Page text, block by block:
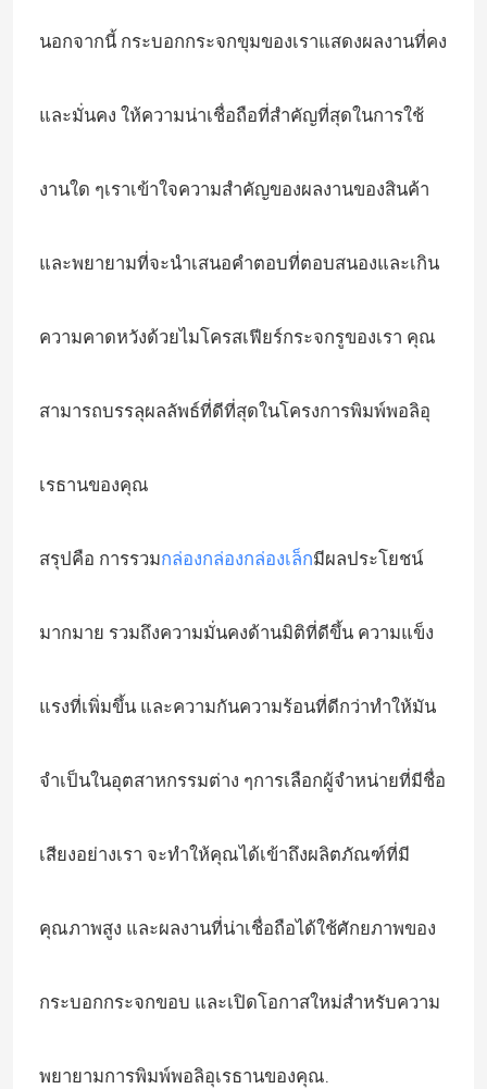
นอกจากนี้ กระบอกกระจกขุมของเราแสดงผลงานที่คง
และมั่นคง ให้ความน่าเชื่อถือที่สําคัญที่สุดในการใช้
งานใด ๆเราเข้าใจความสําคัญของผลงานของสินค้า
และพยายามที่จะนําเสนอคําตอบที่ตอบสนองและเกิน
ความคาดหวังด้วยไมโครสเฟียร์กระจกรูของเรา คุณ
สามารถบรรลุผลลัพธ์ที่ดีที่สุดในโครงการพิมพ์พอลิอุ
เรธานของคุณ
สรุปคือ การรวมกล่องกล่องกล่องเล็กมีผลประโยชน์
มากมาย รวมถึงความมั่นคงด้านมิติที่ดีขึ้น ความแข็ง
แรงที่เพิ่มขึ้น และความกันความร้อนที่ดีกว่าทําให้มัน
จําเป็นในอุตสาหกรรมต่าง ๆการเลือกผู้จําหน่ายที่มีชื่อ
เสียงอย่างเรา จะทําให้คุณได้เข้าถึงผลิตภัณฑ์ที่มี
คุณภาพสูง และผลงานที่น่าเชื่อถือได้ใช้ศักยภาพของ
กระบอกกระจกขอบ และเปิดโอกาสใหม่สําหรับความ
พยายามการพิมพ์พอลิอุเรธานของคุณ.